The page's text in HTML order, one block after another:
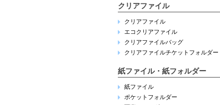
クリアファイル
クリアファイル
エコクリアファイル
クリアファイルバッグ
クリアファイルチケットフォルダー
紙ファイル・紙フォルダー
紙ファイル
ポケットフォルダー